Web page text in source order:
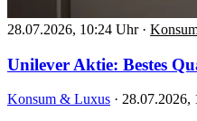
28.07.2026, 10:24 Uhr ·
Unilever Aktie: Bestes
Konsum & Luxus · 28.07.2026,